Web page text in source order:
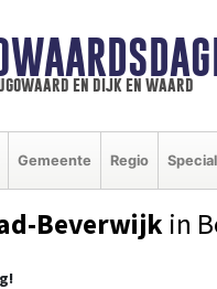
en dijk en waard
Gemeente Regio
Beverwijk in